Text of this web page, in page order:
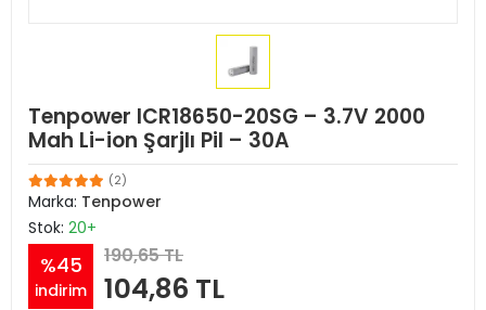
Tenpower ICR18650-20SG – 3.7V 2000
Mah Li-ion Şarjlı Pil – 30A
(2)
Marka: Tenpower
Stok: 20+
%45
indirim
190,65 TL
104,86 TL